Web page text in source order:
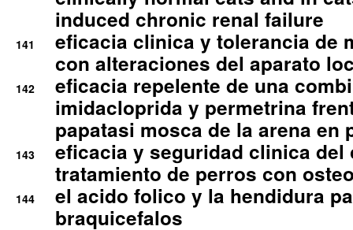
induced chronic renal failure
141
eficacia clinica y tolerancia de
con alteraciones del aparato
142
eficacia repelente de una
imidacloprida y permetrina
papatasi mosca de la arena en
143
eficacia y seguridad clinica del
tratamiento de perros con
144
el acido folico y la hendidura
braquicefalos